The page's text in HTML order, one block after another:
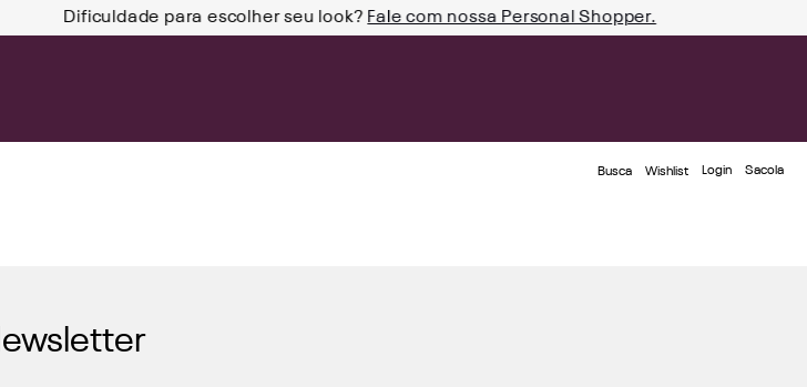
Dificuldade para escolher seu look? Fale com nossa Personal Shopper.
Busca Wishlist Login